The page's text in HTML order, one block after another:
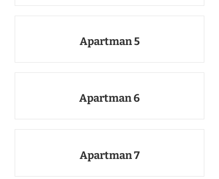
Apartman 5
Apartman 6
Apartman 7